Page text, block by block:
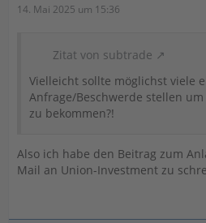
14. Mai 2025 um 15:36
Zitat von subtrade
Vielleicht sollte möglichst viele
Anfrage/Beschwerde stellen
zu bekommen?!
Also ich habe den Beitrag zum
Mail an Union-Investment zu